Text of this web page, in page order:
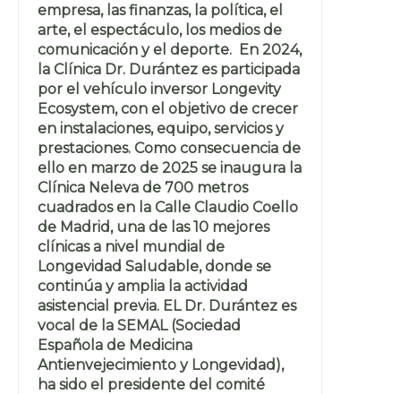
empresa, las finanzas, la política, el
arte, el espectáculo, los medios de
comunicación y el deporte. En 2024,
la Clínica Dr. Durántez es participada
por el vehículo inversor Longevity
Ecosystem, con el objetivo de crecer
en instalaciones, equipo, servicios y
prestaciones. Como consecuencia de
ello en marzo de 2025 se inaugura la
Clínica Neleva de 700 metros
cuadrados en la Calle Claudio Coello
de Madrid, una de las 10 mejores
clínicas a nivel mundial de
Longevidad Saludable, donde se
continúa y amplia la actividad
asistencial previa. EL Dr. Durántez es
vocal de la SEMAL (Sociedad
Española de Medicina
Antienvejecimiento y Longevidad),
ha sido el presidente del comité